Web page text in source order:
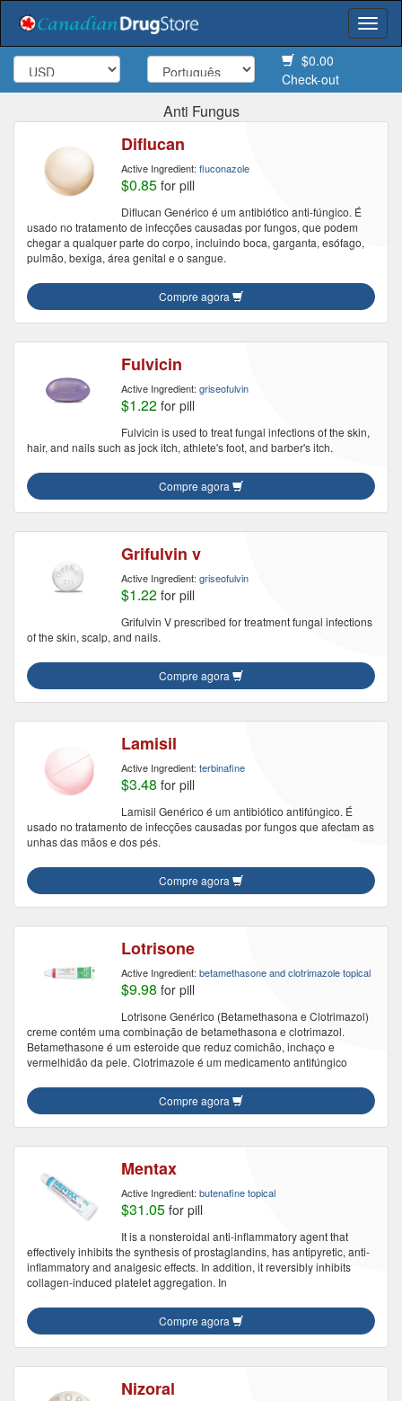
$0.00
Check-out
Anti Fungus
Diflucan
Active Ingredient: fluconazole
$0.85 for pill
Diflucan Genérico é um antibiótico anti-fúngico. É
usado no tratamento de infecções causadas por fungos, que podem
chegar a qualquer parte do corpo, incluindo boca, garganta, esófago,
pulmão, bexiga, área genital e o sangue.
Compre agora
Fulvicin
Active Ingredient: griseofulvin
$1.22 for pill
Fulvicin is used to treat fungal infections of the skin,
hair, and nails such as jock itch, athlete's foot, and barber's itch.
Compre agora
Grifulvin v
Active Ingredient: griseofulvin
$1.22 for pill
Grifulvin V prescribed for treatment fungal infections
of the skin, scalp, and nails.
Compre agora
Lamisil
Active Ingredient: terbinafine
$3.48 for pill
Lamisil Genérico é um antibiótico antifúngico. É
usado no tratamento de infecções causadas por fungos que afectam as
unhas das mãos e dos pés.
Compre agora
Lotrisone
Active Ingredient: betamethasone and clotrimazole topical
$9.98 for pill
Lotrisone Genérico (Betamethasona e Clotrimazol)
creme contém uma combinação de betamethasona e clotrimazol.
Betamethasone é um esteroide que reduz comichão, inchaço e
vermelhidão da pele. Clotrimazole é um medicamento antifúngico
Compre agora
Mentax
Active Ingredient: butenafine topical
$31.05 for pill
It is a nonsteroidal anti-inflammatory agent that
effectively inhibits the synthesis of prostaglandins, has antipyretic, anti-
inflammatory and analgesic effects. In addition, it reversibly inhibits
collagen-induced platelet aggregation. In
Compre agora
Nizoral